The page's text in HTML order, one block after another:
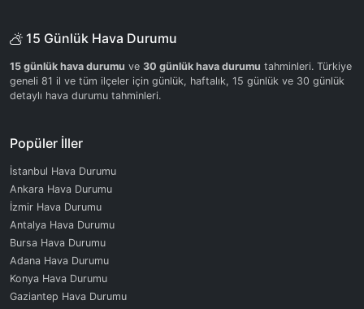
15 Günlük Hava Durumu
15 günlük hava durumu ve 30 günlük hava durumu tahminleri. Türkiye
geneli 81 il ve tüm ilçeler için günlük, haftalık, 15 günlük ve 30 günlük
detaylı hava durumu tahminleri.
Popüler İller
İstanbul Hava Durumu
Ankara Hava Durumu
İzmir Hava Durumu
Antalya Hava Durumu
Bursa Hava Durumu
Adana Hava Durumu
Konya Hava Durumu
Gaziantep Hava Durumu